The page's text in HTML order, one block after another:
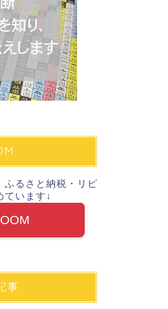
ふるさと納税・リピ
ています↓
事